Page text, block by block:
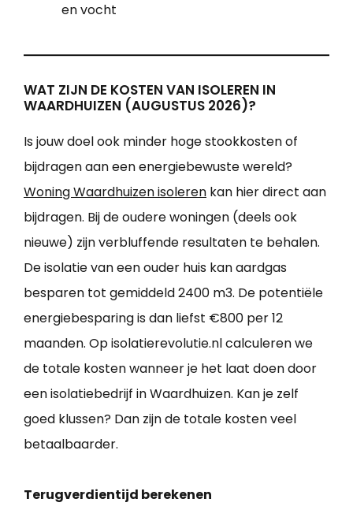
en vocht
WAT ZIJN DE KOSTEN VAN ISOLEREN IN
WAARDHUIZEN (AUGUSTUS 2026)?
Is jouw doel ook minder hoge stookkosten of
bijdragen aan een energiebewuste wereld?
Woning Waardhuizen isoleren kan hier direct aan
bijdragen. Bij de oudere woningen (deels ook
nieuwe) zijn verbluffende resultaten te behalen.
De isolatie van een ouder huis kan aardgas
besparen tot gemiddeld 2400 m3. De potentiële
energiebesparing is dan liefst €800 per 12
maanden. Op isolatierevolutie.nl calculeren we
de totale kosten wanneer je het laat doen door
een isolatiebedrijf in Waardhuizen. Kan je zelf
goed klussen? Dan zijn de totale kosten veel
betaalbaarder.
Terugverdientijd berekenen